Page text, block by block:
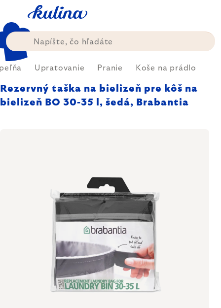
obsah
Upratovanie Pranie Koše na prádlo
Rezervný taška na bielizeň pre kôš na
bielizeň BO 30-35 l, šedá, Brabantia